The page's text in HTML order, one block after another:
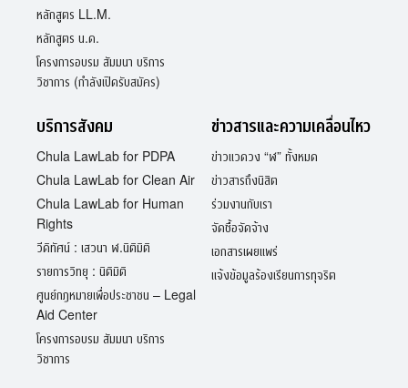
หลักสูตร LL.M.
หลักสูตร น.ด.
โครงการอบรม สัมมนา บริการ
วิชาการ (กำลังเปิดรับสมัคร)
บริการสังคม
Chula LawLab for PDPA
Chula LawLab for Clean Air
Chula LawLab for Human
Rights
วีดิทัศน์ : เสวนา ฬ.นิติมิติ
รายการวิทยุ : นิติมิติ
ศูนย์กฎหมายเพื่อประชาชน – Legal
Aid Center
โครงการอบรม สัมมนา บริการ
วิชาการ
ข่าวสารและความเคลื่อนไหว
ข่าวแวดวง “ฬ” ทั้งหมด
ข่าวสารถึงนิสิต
ร่วมงานกับเรา
จัดซื้อจัดจ้าง
เอกสารเผยแพร่
แจ้งข้อมูลร้องเรียนการทุจริต